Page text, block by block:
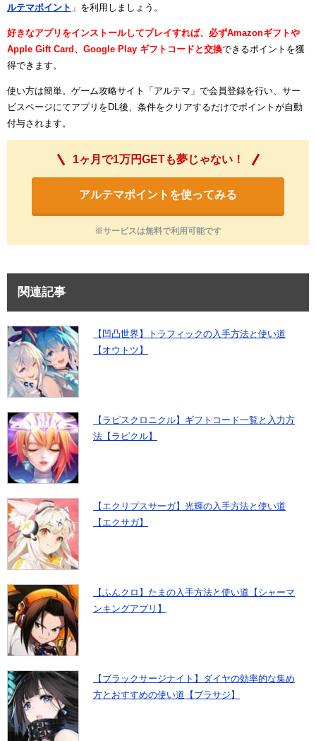
ルテマポイント 」を利用しましょう。
好きなアプリをインストールしてプレイすれば、必ずAmazonギフトや
Apple Gift Card、Google Play ギフトコードと交換できるポイントを獲
得できます。
使い方は簡単。ゲーム攻略サイト「アルテマ」で会員登録を行い、サー
ビスページにてアプリをDL後、条件をクリアするだけでポイントが自動
付与されます。
1ヶ月で1万円GETも夢じゃない！
アルテマポイントを使ってみる
※サービスは無料で利用可能です
関連記事
【凹凸世界】トラフィックの入手方法と使い道
【オウトツ】
【ラピスクロニクル】ギフトコード一覧と入力方
法【ラピクル】
【エクリプスサーガ】光輝の入手方法と使い道
【エクサガ】
【ふんクロ】たまの入手方法と使い道【シャーマ
ンキングアプリ】
【ブラックサージナイト】ダイヤの効率的な集め
方とおすすめの使い道【ブラサジ】